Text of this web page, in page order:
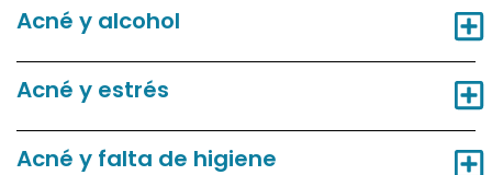
Acné y alcohol
Acné y estrés
Acné y falta de higiene